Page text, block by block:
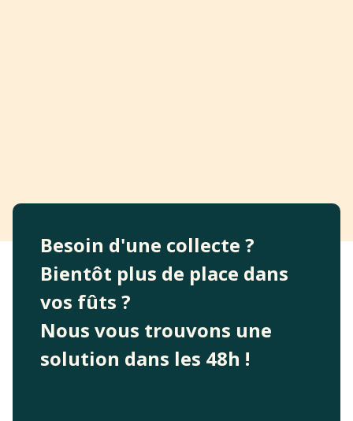
Besoin d'une collecte ?
Bientôt plus de place dans
vos fûts ?
Nous vous trouvons une
solution dans les 48h !